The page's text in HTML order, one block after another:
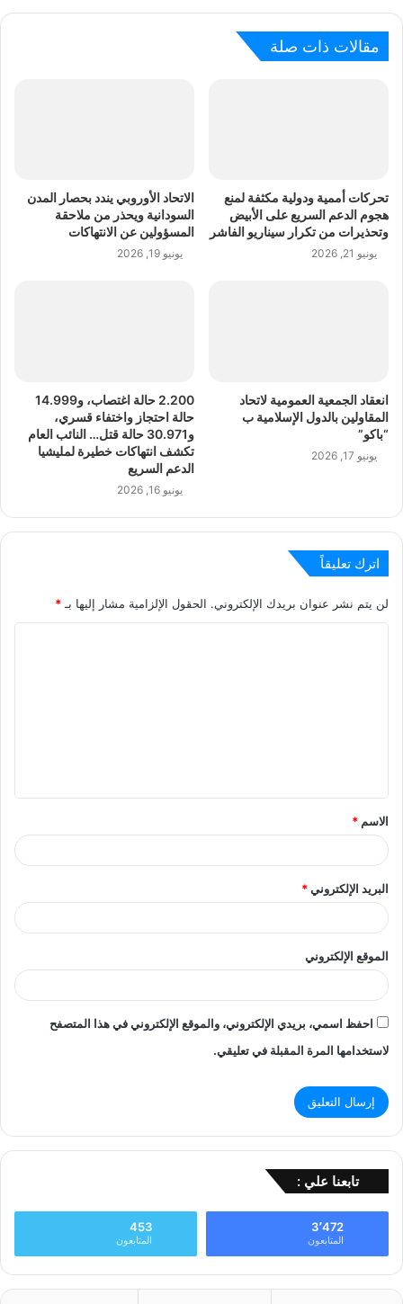
مقالات ذات صلة
تحركات أممية ودولية مكثفة لمنع
هجوم الدعم السريع على الأبيض
وتحذيرات من تكرار سيناريو الفاشر
يونيو 21, 2026
الاتحاد الأوروبي يندد بحصار المدن
السودانية ويحذر من ملاحقة
المسؤولين عن الانتهاكات
يونيو 19, 2026
انعقاد الجمعية العمومية لاتحاد
المقاولين بالدول الإسلامية ب
“باكو”
يونيو 17, 2026
2.200 حالة اغتصاب، و14.999
حالة احتجاز واختفاء قسري،
و30.971 حالة قتل… النائب العام
تكشف انتهاكات خطيرة لمليشيا
الدعم السريع
يونيو 16, 2026
اترك تعليقاً
لن يتم نشر عنوان بريدك الإلكتروني. الحقول الإلزامية مشار إليها بـ *
ق
*
الاسم *
البريد الإلكتروني*
الموقع الإلكتروني
احفظ اسمي، بريدي الإلكتروني، والموقع الإلكتروني في هذا المتصفح
لاستخدامها المرة المقبلة في تعليقي.
تابعنا علي :
3٬472
المتابعون
453
المتابعون